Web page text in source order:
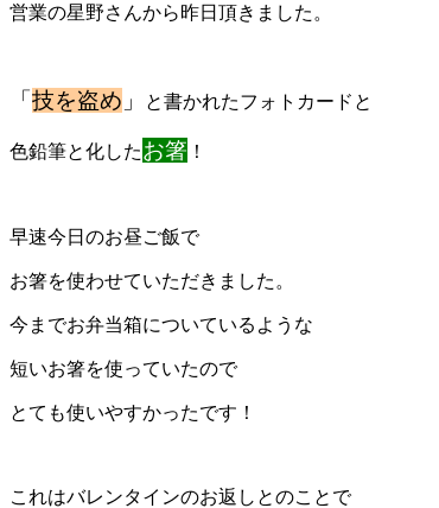
営業の星野さんから昨日頂きました。
「技を盗め 」 と書かれたフォトカードと
色鉛筆と化したお箸 ！
早速今日のお昼ご飯で
お箸を使わせていただきました。
今までお弁当箱についているような
短いお箸を使っていたので
とても使いやすかったです！
これはバレンタインのお返しとのことで